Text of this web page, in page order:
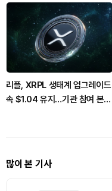
리플, XRPL 생태계 업그레이드
속 $1.04 유지…기관 참여 본격
많이 본 기사